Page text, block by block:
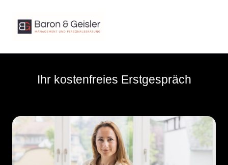
Ihr kostenfreies Erstgespräch